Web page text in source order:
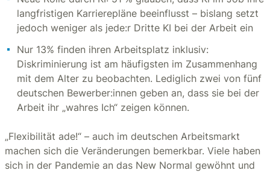
langfristigen Karrierepläne beeinflusst – bislang setzt
jedoch weniger als jede:r Dritte KI bei der Arbeit ein
Nur 13% finden ihren Arbeitsplatz inklusiv:
Diskriminierung ist am häufigsten im Zusammenhang
mit dem Alter zu beobachten. Lediglich zwei von fünf
deutschen Bewerber:innen geben an, dass sie bei der
Arbeit ihr „wahres Ich“ zeigen können.
„Flexibilität ade!“ – auch im deutschen Arbeitsmarkt
machen sich die Veränderungen bemerkbar. Viele haben
sich in der Pandemie an das New Normal gewöhnt und